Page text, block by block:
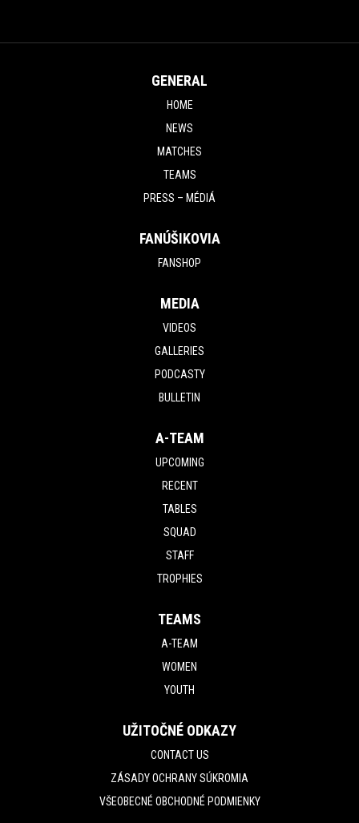
GENERAL
HOME
NEWS
MATCHES
TEAMS
PRESS – MÉDIÁ
FANÚŠIKOVIA
FANSHOP
MEDIA
VIDEOS
GALLERIES
PODCASTY
BULLETIN
A-TEAM
UPCOMING
RECENT
TABLES
SQUAD
STAFF
TROPHIES
TEAMS
A-TEAM
WOMEN
YOUTH
UŽITOČNÉ ODKAZY
CONTACT US
ZÁSADY OCHRANY SÚKROMIA
VŠEOBECNÉ OBCHODNÉ PODMIENKY